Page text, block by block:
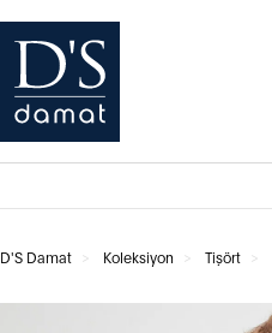
D'S Damat Koleksiyon Tişört